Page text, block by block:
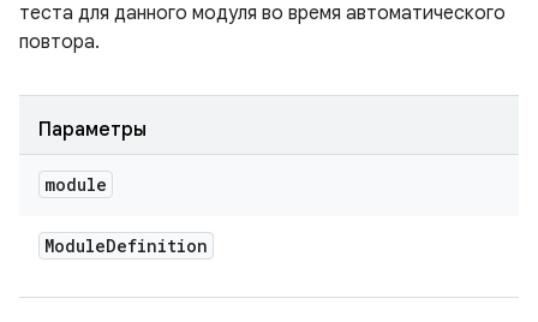
теста для данного модуля во время автоматического
повтора.
Параметры
module
ModuleDefinition